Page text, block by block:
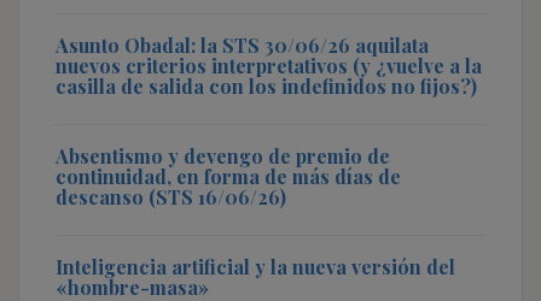
Asunto Obadal: la STS 30/06/26 aquilata
nuevos criterios interpretativos (y ¿vuelve a la
casilla de salida con los indefinidos no fijos?)
Absentismo y devengo de premio de
continuidad, en forma de más días de
descanso (STS 16/06/26)
Inteligencia artificial y la nueva versión del
«hombre-masa»